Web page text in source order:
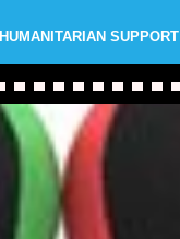
HUMANITARIAN SUPPORT